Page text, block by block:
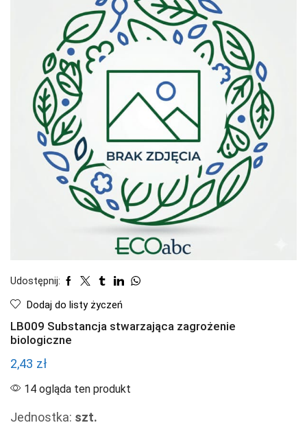
Udostępnij:
Dodaj do listy życzeń
LB009 Substancja stwarzająca zagrożenie
biologiczne
2,43 zł
14 ogląda ten produkt
Jednostka: szt.